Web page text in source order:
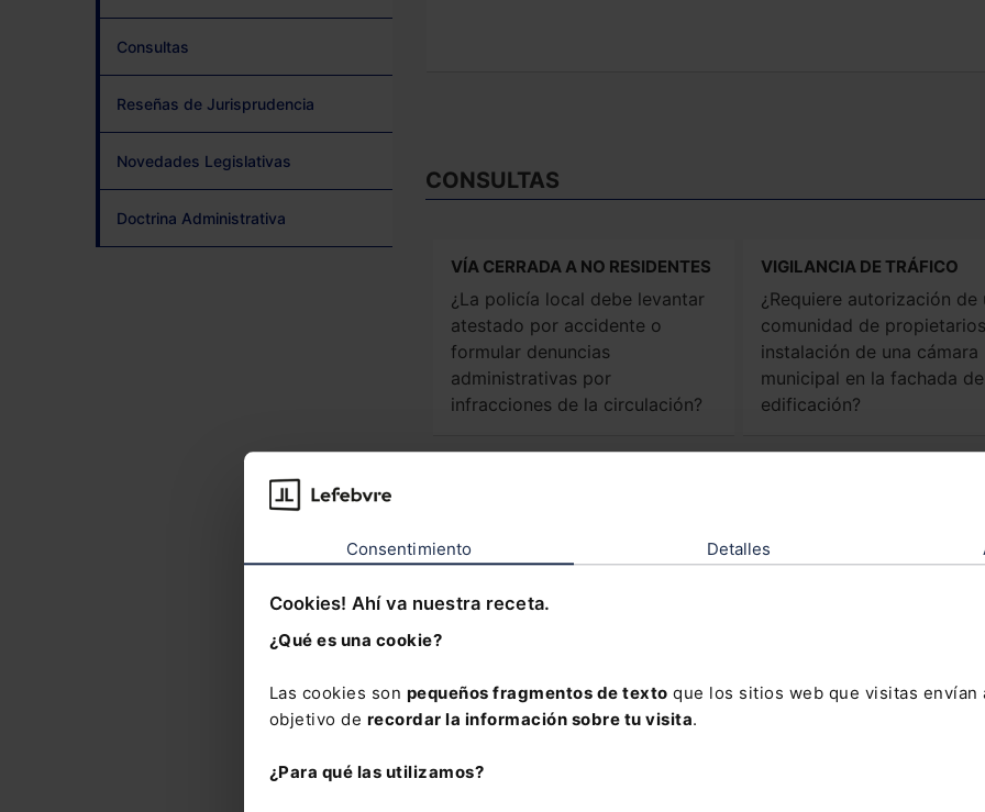
Consentimiento Detalles
Cookies! Ahí va nuestra receta.
¿Qué es una cookie?
Las cookies son pequeños fragmentos de texto que los sitios web que visitas envían
objetivo de recordar la información sobre tu visita.
¿Para qué las utilizamos?
Consultas
Reseñas de Jurisprudencia
Novedades Legislativas
Doctrina Administrativa
CONSULTAS
VÍA CERRADA A NO RESIDENTES
¿La policía local debe levantar
atestado por accidente o
formular denuncias
administrativas por
infracciones de la circulación?
VIGILANCIA DE TRÁFICO
¿Requiere autorización de
comunidad de
instalación de una cámara
municipal en la fachada
edificación?
para reservar espacios frente a
vado o fachada de cada vecino
del municipio
«impuesto de
de un vehículo que no se
Transporte con vehículos de